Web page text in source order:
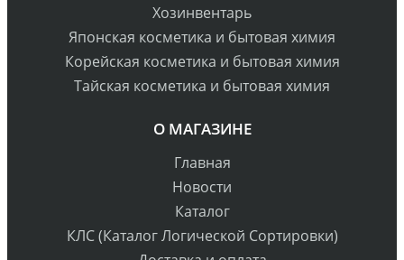
Хозинвентарь
Японская косметика и бытовая химия
Корейская косметика и бытовая химия
Тайская косметика и бытовая химия
О МАГАЗИНЕ
Главная
Новости
Каталог
КЛС (Каталог Логической Сортировки)